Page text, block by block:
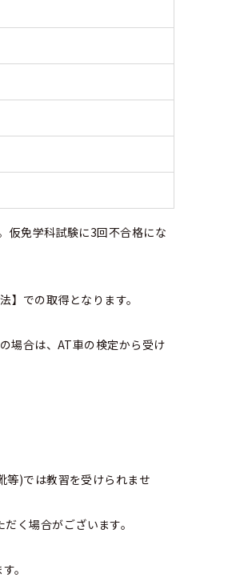
仮免学科試験に3回不合格にな
での取得となります。
場合は、AT車の検定から受け
等)では教習を受けられませ
く場合がございます。
。